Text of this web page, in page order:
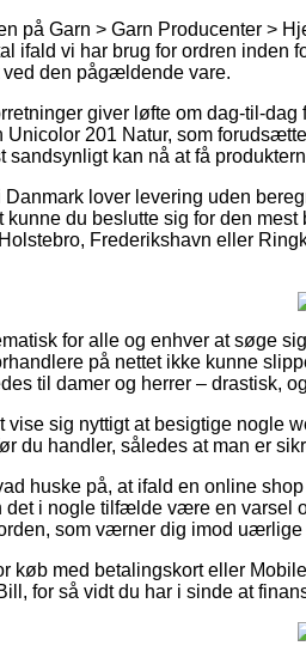
på Garn > Garn Producenter >
ifald vi har brug for ordren inden
ved den pågældende vare.
giver løfte om dag-til-
Unicolor 201 Natur, som
sandsynligt kan nå at få
Danmark lover levering uden
kunne du beslutte sig for den
Frederikshavn eller
for alle og enhver at søge
på nettet ikke kunne
til damer og herrer – drastisk,
vise sig nyttigt at besigtige nogle
du handler, således at man er
huske på, at ifald en online
det i nogle tilfælde være en varsel
som værner dig imod uærlige
køb med betalingskort eller
for så vidt du har i sinde at